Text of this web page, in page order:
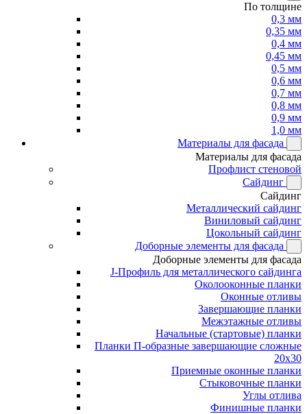
По толщине
0,3 мм
0,35 мм
0,4 мм
0,45 мм
0,5 мм
0,6 мм
0,7 мм
0,8 мм
0,9 мм
1,0 мм
Материалы для фасада
Материалы для фасада
Профлист стеновой
Сайдинг
Сайдинг
Металлический сайдинг
Виниловый сайдинг
Цокольный сайдинг
Доборные элементы для фасада
Доборные элементы для фасада
J-Профиль для металлического сайдинга
Околооконные планки
Оконные отливы
Завершающие планки
Межэтажные отливы
Начальные (стартовые) планки
Планки П-образные завершающие сложные
20x30
Приемные оконные планки
Стыковочные планки
Углы отлива
Финишные планки